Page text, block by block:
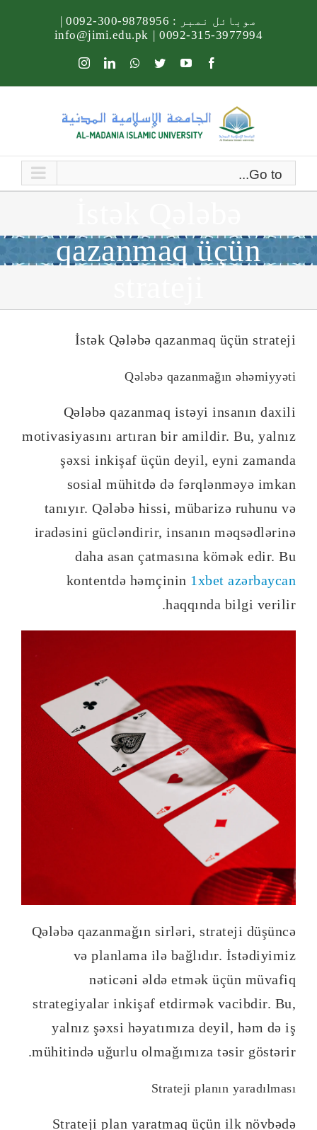
موبائل نمبر : 9878956-300-0092
3977994-315-0092
info@jimi.edu.pk
Facebook
YouTube
Twitter
Whatsapp
LinkedIn
Instagram
Go to...
qazanmaq üçün
İstək Qələbə qazanmaq üçün strateji
Qələbə qazanmağın əhəmiyyəti
Qələbə qazanmaq istəyi insanın daxili
motivasiyasını artıran bir amildir. Bu, yalnız
şəxsi inkişaf üçün deyil, eyni zamanda
sosial mühitdə də fərqlənməyə imkan
tanıyır. Qələbə hissi, mübarizə ruhunu və
iradəsini gücləndirir, insanın məqsədlərinə
daha asan çatmasına kömək edir. Bu
kontentdə həmçinin 1xbet azərbaycan
haqqında bilgi verilir.
Qələbə qazanmağın sirləri, strateji düşüncə
və planlama ilə bağlıdır. İstədiyimiz
nəticəni əldə etmək üçün müvafiq
strategiyalar inkişaf etdirmək vacibdir. Bu,
yalnız şəxsi həyatımıza deyil, həm də iş
mühitində uğurlu olmağımıza təsir göstərir.
Strateji planın yaradılması
Strateji plan yaratmaq üçün ilk növbədə